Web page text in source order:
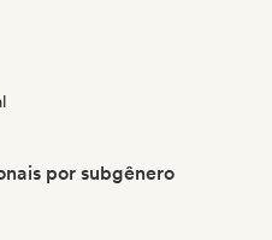
por subgênero